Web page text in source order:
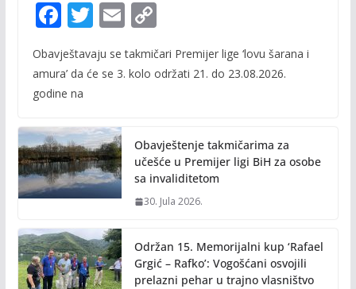
F
ac
e
b
o
k
T
itt
E
m
ai
C
o
p
n
k
Obavještavaju se takmičari Premijer lige ‘lovu šarana i
amura’ da će se 3. kolo održati 21. do 23.08.2026.
godine na
Obavještenje takmičarima za
učešće u Premijer ligi BiH za osobe
sa invaliditetom
30. Jula 2026.
Održan 15. Memorijalni kup ‘Rafael
Grgić – Rafko’: Vogošćani osvojili
prelazni pehar u trajno vlasništvo